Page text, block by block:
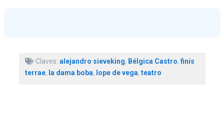
Claves: alejandro sieveking, Bélgica Castro, finis
terrae, la dama boba, lope de vega, teatro